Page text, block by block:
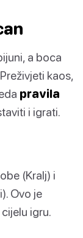
a boca
kaos,
pravila
i igrati.
(Kralj) i
Ovo je
igru.